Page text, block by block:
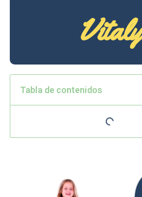
Vitaly
Tabla de contenidos